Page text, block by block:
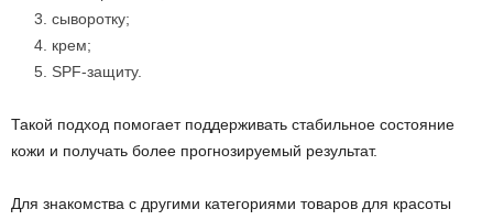
сыворотку;
крем;
SPF-защиту.
Такой подход помогает поддерживать стабильное состояние
кожи и получать более прогнозируемый результат.
Для знакомства с другими категориями товаров для красоты